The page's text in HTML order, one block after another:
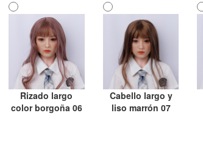
Rizado largo
color borgoña 06
Cabello largo y
liso marrón 07